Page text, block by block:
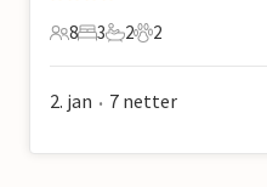
8 Gjester
8
3 Soverom
3
2 Bad
2
2 Kjæledyr
2
2. jan • 7 netter